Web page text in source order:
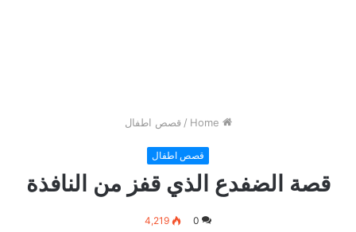
/ قصص اطفال
قصص اطفال
قصة الضفدع الذي قفز من النافذة
0
4,219